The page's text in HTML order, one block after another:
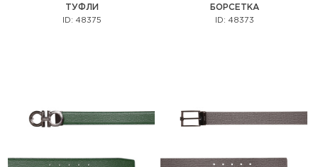
ТУФЛИ
ID: 48375
БОРСЕТКА
ID: 48373